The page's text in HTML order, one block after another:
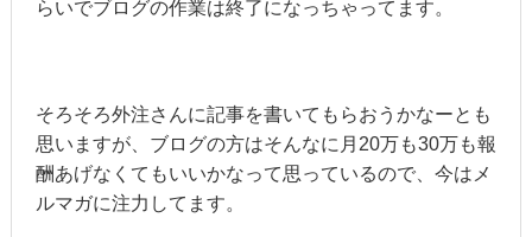
らいでブログの作業は終了になっちゃってます。
そろそろ外注さんに記事を書いてもらおうかなーとも
思いますが、ブログの方はそんなに月20万も30万も報
酬あげなくてもいいかなって思っているので、今はメ
ルマガに注力してます。